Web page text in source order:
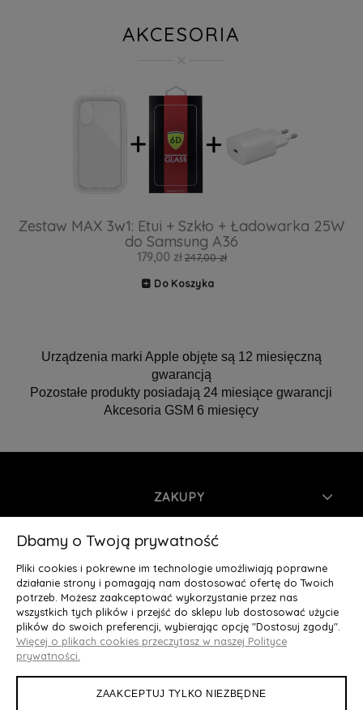
AKCESORIA
Zestaw MAX 3w1: Etui + Szkło + Ładowarka 25W
do Samsung A36
179,00 zł 247,00 zł
Do Koszyka
Urządzenia marki Apple objęte są 12 miesięczną
gwarancją
Pozostałe produkty posiadają 24 miesiące gwarancji
Akcesoria GSM 6 miesięcy
ZAKUPY
INFORMACJE
MOJE KONTO
O NAS
Deluxury.pl
Dbamy o Twoją prywatność
Pliki cookies i pokrewne im technologie umożliwiają poprawne
działanie strony i pomagają nam dostosować ofertę do Twoich
potrzeb. Możesz zaakceptować wykorzystanie przez nas
wszystkich tych plików i przejść do sklepu lub dostosować użycie
plików do swoich preferencji, wybierając opcję "Dostosuj zgody".
Więcej o plikach cookies przeczytasz w naszej Polityce
prywatności.
ZAAKCEPTUJ TYLKO NIEZBĘDNE